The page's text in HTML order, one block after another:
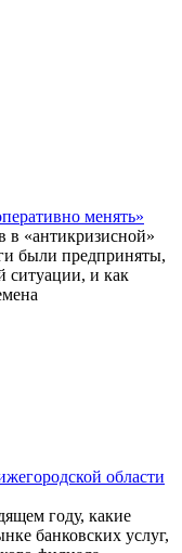
менять»
«антикризисной»
были предприняты,
ситуации, и как
области
году, какие
банковских услуг,